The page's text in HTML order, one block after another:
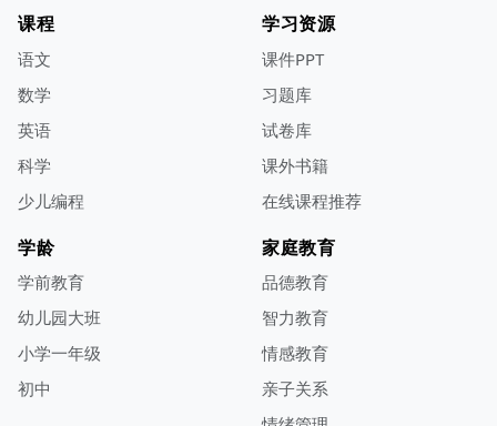
课程
语文
数学
英语
科学
少儿编程
学习资源
课件PPT
习题库
试卷库
课外书籍
在线课程推荐
学龄
学前教育
幼儿园大班
小学一年级
初中
家庭教育
品德教育
智力教育
情感教育
亲子关系